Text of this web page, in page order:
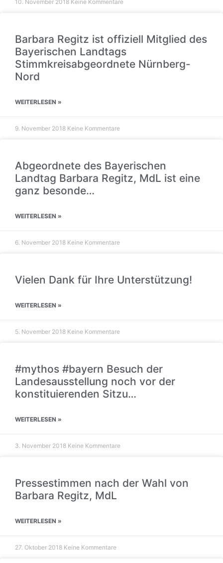
10. November 2018 Keine Kommentare
Barbara Regitz ist offiziell Mitglied des
Bayerischen Landtags
Stimmkreisabgeordnete Nürnberg-
Nord
WEITERLESEN »
9. November 2018 Keine Kommentare
Abgeordnete des Bayerischen
Landtag Barbara Regitz, MdL ist eine
ganz besonde…
WEITERLESEN »
6. November 2018 Keine Kommentare
Vielen Dank für Ihre Unterstützung!
WEITERLESEN »
5. November 2018 Keine Kommentare
#mythos #bayern Besuch der
Landesausstellung noch vor der
konstituierenden Sitzu…
WEITERLESEN »
3. November 2018 Keine Kommentare
Pressestimmen nach der Wahl von
Barbara Regitz, MdL
WEITERLESEN »
27. Oktober 2018 Keine Kommentare